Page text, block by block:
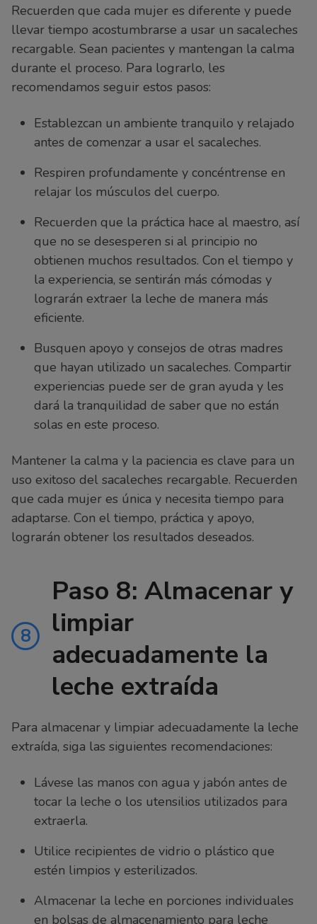
Recuerden que cada mujer es diferente y puede
llevar tiempo acostumbrarse a usar un sacaleches
recargable. Sean pacientes y mantengan la calma
durante el proceso. Para lograrlo, les
recomendamos seguir estos pasos:
Establezcan un ambiente tranquilo y relajado
antes de comenzar a usar el sacaleches.
Respiren profundamente y concéntrense en
relajar los músculos del cuerpo.
Recuerden que la práctica hace al maestro, así
que no se desesperen si al principio no
obtienen muchos resultados. Con el tiempo y
la experiencia, se sentirán más cómodas y
lograrán extraer la leche de manera más
eficiente.
Busquen apoyo y consejos de otras madres
que hayan utilizado un sacaleches. Compartir
experiencias puede ser de gran ayuda y les
dará la tranquilidad de saber que no están
solas en este proceso.
Mantener la calma y la paciencia es clave para un
uso exitoso del sacaleches recargable. Recuerden
que cada mujer es única y necesita tiempo para
adaptarse. Con el tiempo, práctica y apoyo,
lograrán obtener los resultados deseados.
8
Paso 8: Almacenar y
limpiar
adecuadamente la
leche extraída
Para almacenar y limpiar adecuadamente la leche
extraída, siga las siguientes recomendaciones:
Lávese las manos con agua y jabón antes de
tocar la leche o los utensilios utilizados para
extraerla.
Utilice recipientes de vidrio o plástico que
estén limpios y esterilizados.
Almacenar la leche en porciones individuales
en bolsas de almacenamiento para leche